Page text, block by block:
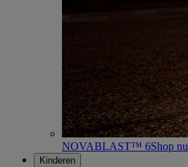
NOVABLAST™ 6Shop nu
Kinderen